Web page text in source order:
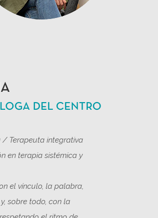
DEL CENTRO
/ Terapeuta integrativa
n en terapia sistémica y
el vínculo, la palabra,
sobre todo, con la